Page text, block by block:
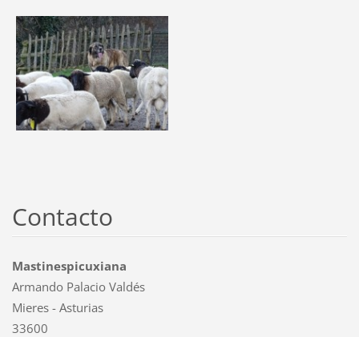
Contacto
Mastinespicuxiana
Armando Palacio Valdés
Mieres - Asturias
33600